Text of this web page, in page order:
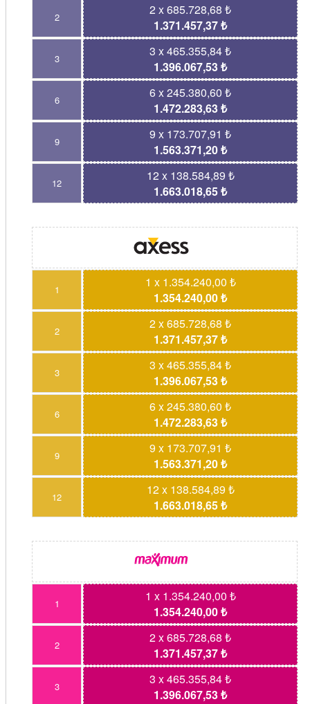
2
2 x 685.728,68 ₺
1.371.457,37 ₺
3
3 x 465.355,84 ₺
1.396.067,53 ₺
6
6 x 245.380,60 ₺
1.472.283,63 ₺
9
9 x 173.707,91 ₺
1.563.371,20 ₺
12
12 x 138.584,89 ₺
1.663.018,65 ₺
1
1 x 1.354.240,00 ₺
1.354.240,00 ₺
2
2 x 685.728,68 ₺
1.371.457,37 ₺
3
3 x 465.355,84 ₺
1.396.067,53 ₺
6
6 x 245.380,60 ₺
1.472.283,63 ₺
9
9 x 173.707,91 ₺
1.563.371,20 ₺
12
12 x 138.584,89 ₺
1.663.018,65 ₺
1
1 x 1.354.240,00 ₺
1.354.240,00 ₺
2
2 x 685.728,68 ₺
1.371.457,37 ₺
3
3 x 465.355,84 ₺
1.396.067,53 ₺